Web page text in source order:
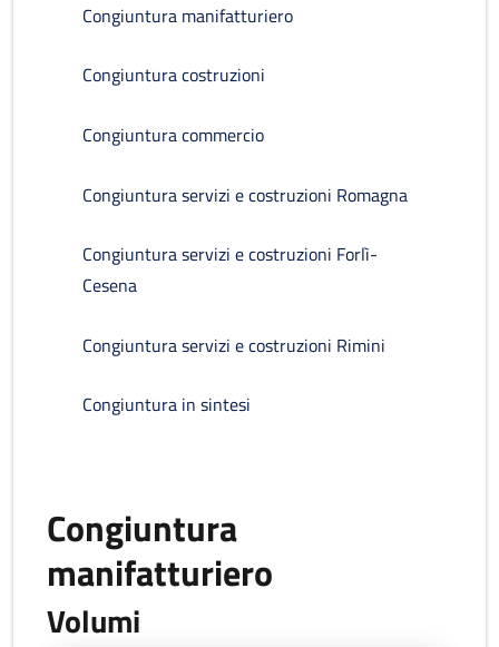
Congiuntura manifatturiero
Congiuntura costruzioni
Congiuntura commercio
Congiuntura servizi e costruzioni Romagna
Congiuntura servizi e costruzioni Forlì-
Cesena
Congiuntura servizi e costruzioni Rimini
Congiuntura in sintesi
Congiuntura
manifatturiero
Volumi